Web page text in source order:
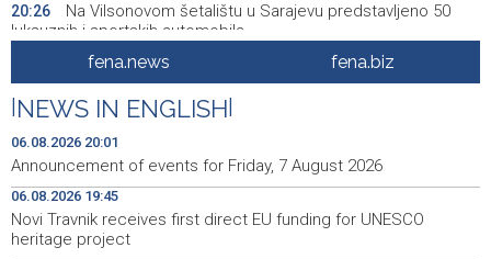
20:26
Na Vilsonovom šetalištu u Sarajevu predstavljeno 50
luksuznih i sportskih automobila
Announcement of events for Friday, 7 August 2026
19:55
Drugi Festival bakri okupio mještane i posjetitelje kod
Livna
Novi Travnik receives first direct EU funding for UNESCO
heritage project
19:33
Crishock: OHR maintains an open dialogue with all
fena.news fena.biz
NEWS IN ENGLISH
06.08.2026 20:01
Announcement of events for Friday, 7 August 2026
06.08.2026 19:45
Novi Travnik receives first direct EU funding for UNESCO
heritage project